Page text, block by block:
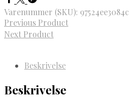
Varenummer (SKU): 97524ee3084c
Previous Product
Next Product
Beskrivelse
Beskrivelse